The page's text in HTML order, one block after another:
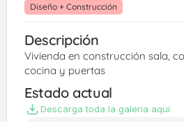
Diseño + Construcción
Descripción
Vivienda en construcción sala,
cocina y puertas
Estado actual
Descarga toda la galería aquí